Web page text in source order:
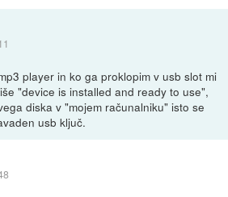
player in ko ga proklopim v usb slot mi
"device is installed and ready to use",
diska v "mojem računalniku" isto se
usb ključ.